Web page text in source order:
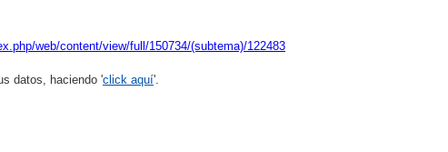
web/content/view/full/150734/(subtema)/122483
datos, haciendo 'click aquí'.